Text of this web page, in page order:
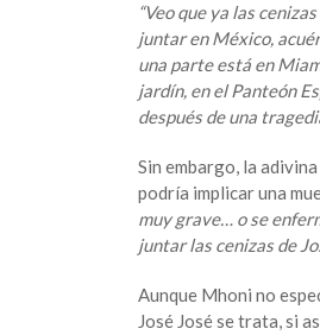
“Veo que ya las
juntar en México,
una parte está en
jardín, en el Panteón
después de una
Sin embargo, la
podría implicar una
muy grave… o se
juntar las cenizas de
Aunque Mhoni no
José José se trata, si